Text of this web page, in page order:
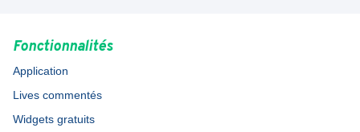
Fonctionnalités
Application
Lives commentés
Widgets gratuits